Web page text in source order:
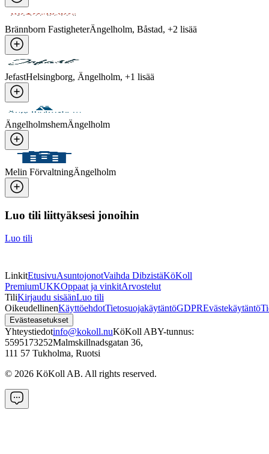
Brännborn FastigheterÄngelholm, Båstad, +2 lisää
JefastHelsingborg, Ängelholm, +1 lisää
ÄngelholmshemÄngelholm
Melin FörvaltningÄngelholm
Luo tili liittyäksesi jonoihin
Luo tili
LinkitEtusivuAsuntojonotVaihda DibzistäKöKoll
PremiumUKKOppaat ja vinkitArvostelut
TiliKirjaudu sisäänLuo tili
OikeudellinenKäyttöehdotTietosuojakäytäntöGDPREvästekäytäntö
Evästeasetukset
Yhteystiedotinfo@kokoll.nuKöKoll ABY-tunnus:
5595173252Malmskillnadsgatan 36,
111 57 Tukholma, Ruotsi
© 2026 KöKoll AB. All rights reserved.